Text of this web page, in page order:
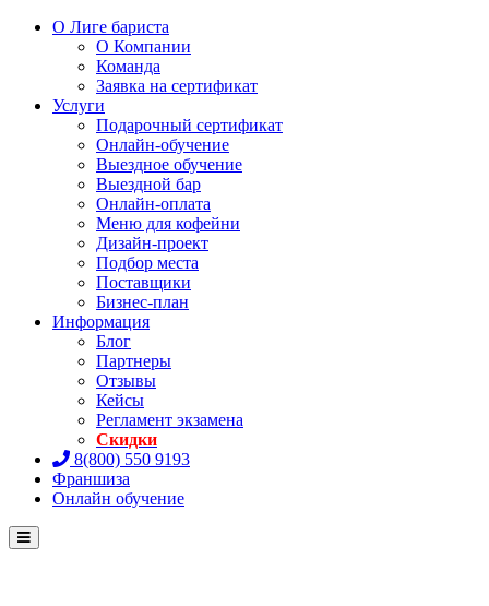
О Лиге бариста
О Компании
Команда
Заявка на сертификат
Услуги
Подарочный сертификат
Онлайн-обучение
Выездное обучение
Выездной бар
Онлайн-оплата
Меню для кофейни
Дизайн-проект
Подбор места
Поставщики
Бизнес-план
Информация
Блог
Партнеры
Отзывы
Кейсы
Регламент экзамена
Скидки
8(800) 550 9193
Франшиза
Онлайн обучение
Menu